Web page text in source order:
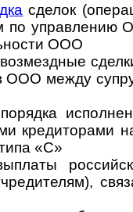
сделок
управ­ле­нию
ООО
ООО между
кре­ди­то­ра­ми
«С»